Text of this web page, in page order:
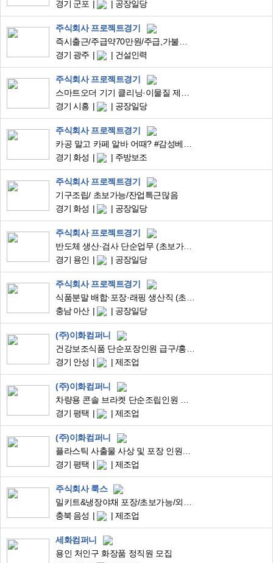
경기 군포 공장일당
주식회사 프로젝트경기
경기 광주
건설인력
주식회사 프로젝트경기
경기 시흥
공장일당
주식회사 프로젝트경기
경기 화성
주방보조
주식회사 프로젝트경기
기구조립/ 초보가능/잔업특근많음
경기 화성
공장일당
주식회사 프로젝트경기
반도체 생산·검사 단순업무 (초보가능/안정근무/장기환영)
경기 용인
공장일당
주식회사 프로젝트경기
충남 아산
공장일당
(주)이화컴퍼니
경기 안성
제조업
(주)이화컴퍼니
경기 평택
제조업
(주)이화컴퍼니
경기 평택
제조업
주식회사 룩스
충북 음성
제조업
세화컴퍼니
용인 처인구 화장품 정직원 모집